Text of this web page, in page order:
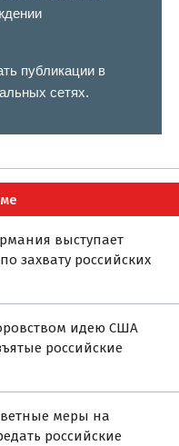
публикации в
сетях.
выступает
захвату российских
идею США
российские
меры на
российские